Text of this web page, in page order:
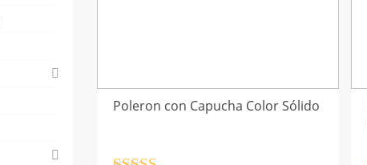
Poleron con Capucha Color Sólido